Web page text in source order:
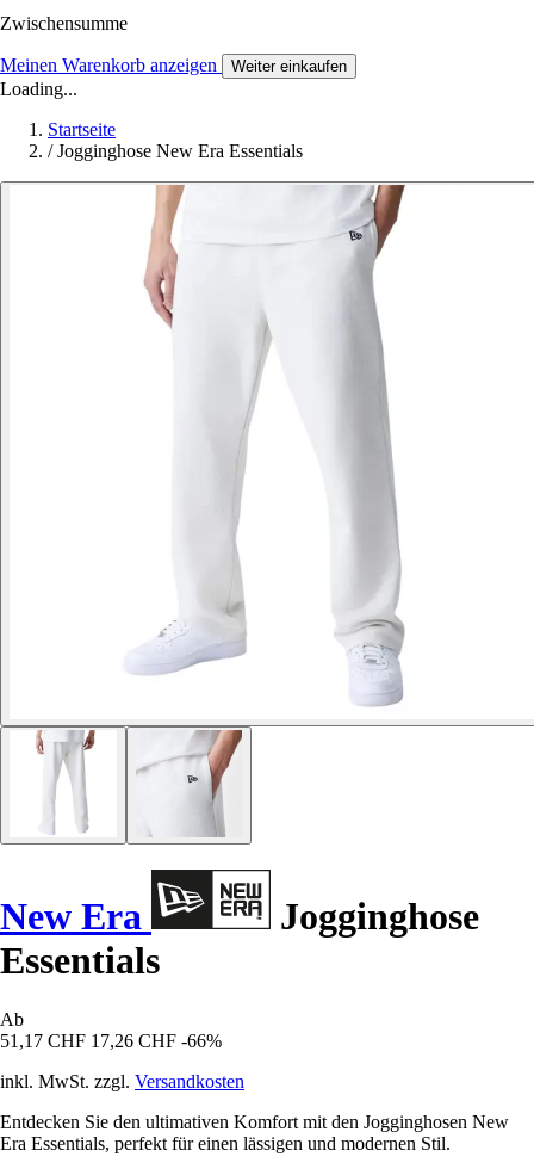
Zwischensumme
Meinen Warenkorb anzeigen Weiter einkaufen
Loading...
Startseite
/ Jogginghose New Era Essentials
New Era
Jogginghose
Essentials
Ab
51,17 CHF 17,26 CHF -66%
inkl. MwSt. zzgl. Versandkosten
Entdecken Sie den ultimativen Komfort mit den Jogginghosen New
Era Essentials, perfekt für einen lässigen und modernen Stil.